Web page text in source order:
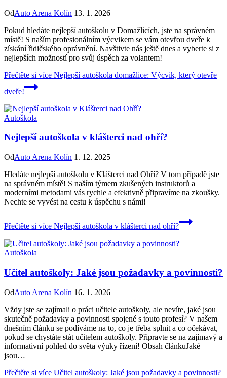
OdAuto Arena Kolín 13. 1. 2026
Pokud hledáte nejlepší autoškolu v Domažlicích, jste na správném
místě! S naším profesionálním výcvikem se vám otevřou dveře k
získání řidičského oprávnění. Navštivte nás ještě dnes a vyberte si z
nejlepších možností pro svůj úspěch za volantem!
Přečtěte si více Nejlepší autoškola domažlice: Výcvik, který otevře
dveře!
Autoškola
Nejlepší autoškola v klášterci nad ohří?
OdAuto Arena Kolín 1. 12. 2025
Hledáte nejlepší autoškolu v Klášterci nad Ohří? V tom případě jste
na správném místě! S naším týmem zkušených instruktorů a
moderními metodami vás rychle a efektivně připravíme na zkoušky.
Nechte se vyvést na cestu k úspěchu s námi!
Přečtěte si více Nejlepší autoškola v klášterci nad ohří?
Autoškola
Učitel autoškoly: Jaké jsou požadavky a povinnosti?
OdAuto Arena Kolín 16. 1. 2026
Vždy jste se zajímali⁣ o práci učitele​ autoškoly, ale nevíte, jaké jsou
skutečně požadavky a povinnosti spojené s touto profesí? V našem
dnešním článku se podíváme na to, co je třeba splnit a co očekávat,
pokud se chystáte stát učitelem autoškoly. Připravte se na zajímavý a
informativní pohled do světa výuky řízení! Obsah článkuJaké
jsou…
Přečtěte si více Učitel autoškoly: Jaké jsou požadavky a povinnosti?